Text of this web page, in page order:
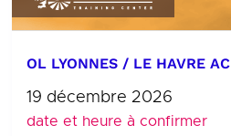
OL LYONNES / LE HAVRE AC
19 décembre 2026
date et heure à confirmer